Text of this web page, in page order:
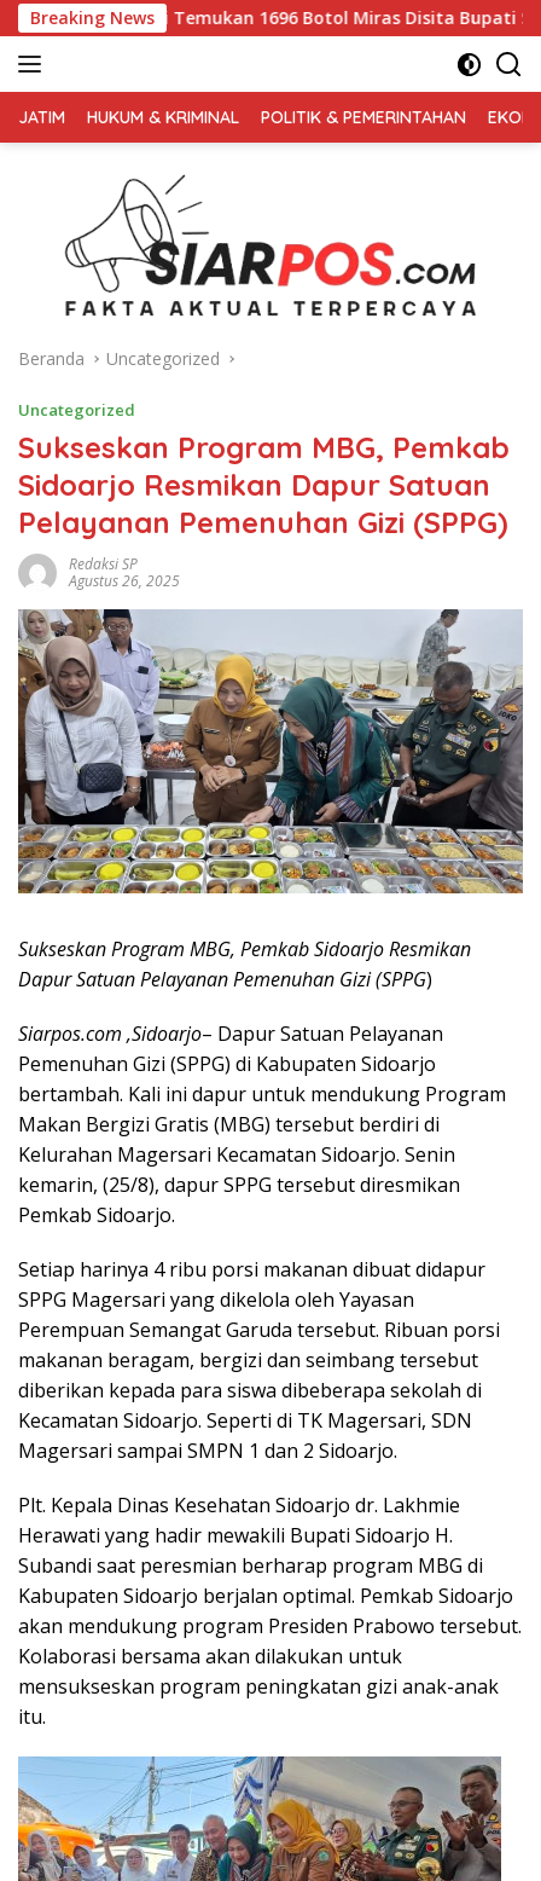
Langsung
ke
konten
Breaking News
1696 Botol Miras Disita Bupati Sikap Tegas Penjual
TERPERCAYA
JATIM HUKUM & KRIMINAL POLITIK & PEMERINTAHAN
Beranda Uncategorized
Uncategorized
Sukseskan Program MBG, Pemkab
Sidoarjo Resmikan Dapur Satuan
Pelayanan Pemenuhan Gizi (SPPG)
Redaksi SP
Agustus 26, 2025
Sukseskan Program MBG, Pemkab Sidoarjo Resmikan
Dapur Satuan Pelayanan Pemenuhan Gizi (SPPG)
Siarpos.com ,Sidoarjo– Dapur Satuan Pelayanan
Pemenuhan Gizi (SPPG) di Kabupaten Sidoarjo
bertambah. Kali ini dapur untuk mendukung Program
Makan Bergizi Gratis (MBG) tersebut berdiri di
Kelurahan Magersari Kecamatan Sidoarjo. Senin
kemarin, (25/8), dapur SPPG tersebut diresmikan
Pemkab Sidoarjo.
Setiap harinya 4 ribu porsi makanan dibuat didapur
SPPG Magersari yang dikelola oleh Yayasan
Perempuan Semangat Garuda tersebut. Ribuan porsi
makanan beragam, bergizi dan seimbang tersebut
diberikan kepada para siswa dibeberapa sekolah di
Kecamatan Sidoarjo. Seperti di TK Magersari, SDN
Magersari sampai SMPN 1 dan 2 Sidoarjo.
Plt. Kepala Dinas Kesehatan Sidoarjo dr. Lakhmie
Herawati yang hadir mewakili Bupati Sidoarjo H.
Subandi saat peresmian berharap program MBG di
Kabupaten Sidoarjo berjalan optimal. Pemkab Sidoarjo
akan mendukung program Presiden Prabowo tersebut.
Kolaborasi bersama akan dilakukan untuk
mensukseskan program peningkatan gizi anak-anak
itu.